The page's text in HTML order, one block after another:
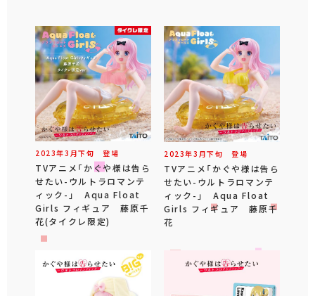
2023年3 月下旬 登場
TVアニメ「かぐや様は告ら
せたい-ウルトラロマンテ
ィック-」 Aqua Float
Girls フィギュア 藤原千
花(タイクレ限定)
2023年3 月下旬 登場
TVアニメ「かぐや様は告ら
せたい-ウルトラロマンテ
ィック-」 Aqua Float
Girls フィギュア 藤原千
花